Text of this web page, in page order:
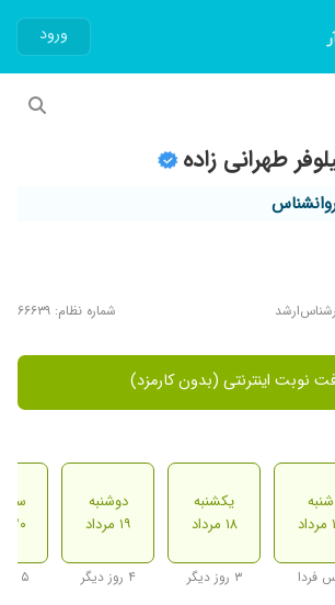
ورود
طهرانی زاده
شماره نظام: ۶۶۶۳۹
نوبت اینترنتی (بدون کارمزد)
شنبه
فردا
یکشنبه
۱۸ مرداد
۳ روز دیگر
دوشنبه
۱۹ مرداد
۴ روز دیگر
سه
۲۰ مرداد
۵ روز دیگر